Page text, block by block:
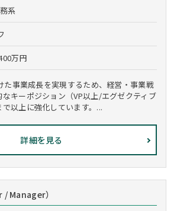
系
万円
た事業成長を実現するため、経営・事業戦
キーポジション（VP以上/エグゼクティブ
以上に強化しています。...
詳細を見る
Manager）